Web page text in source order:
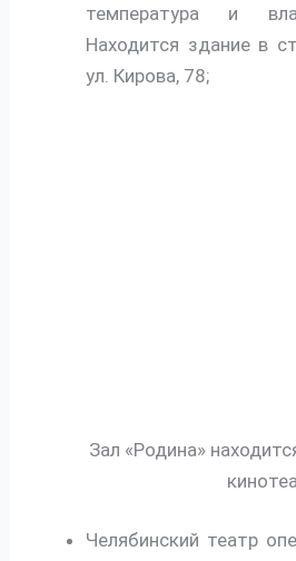
температура и
Находится здание в
ул. Кирова, 78;
Зал «Родина»
Челябинский театр